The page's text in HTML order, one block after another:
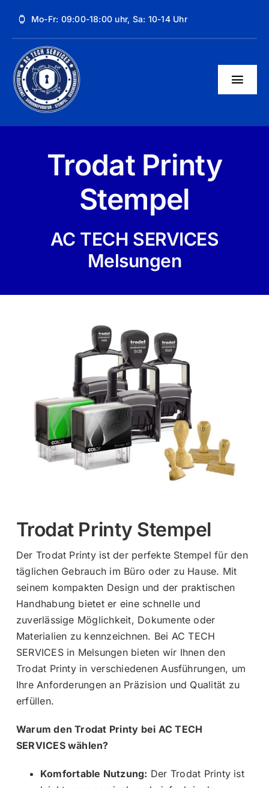
content
Mo-Fr: 09:00-18:00 uhr, Sa: 10-14 Uhr
Unsere Dienstleistungen
Trodat Printy
Stempel
AC TECH SERVICES
Melsungen
Trodat Printy Stempel
Der Trodat Printy ist der perfekte Stempel für den
täglichen Gebrauch im Büro oder zu Hause. Mit
seinem kompakten Design und der praktischen
Handhabung bietet er eine schnelle und
zuverlässige Möglichkeit, Dokumente oder
Materialien zu kennzeichnen. Bei AC TECH
SERVICES in Melsungen bieten wir Ihnen den
Trodat Printy in verschiedenen Ausführungen, um
Ihre Anforderungen an Präzision und Qualität zu
erfüllen.
Warum den Trodat Printy bei AC TECH
SERVICES wählen?
Komfortable Nutzung: Der Trodat Printy ist